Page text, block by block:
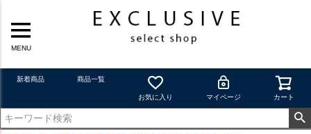
MENU
新着商品 商品一覧
お気に入り マイページ カート